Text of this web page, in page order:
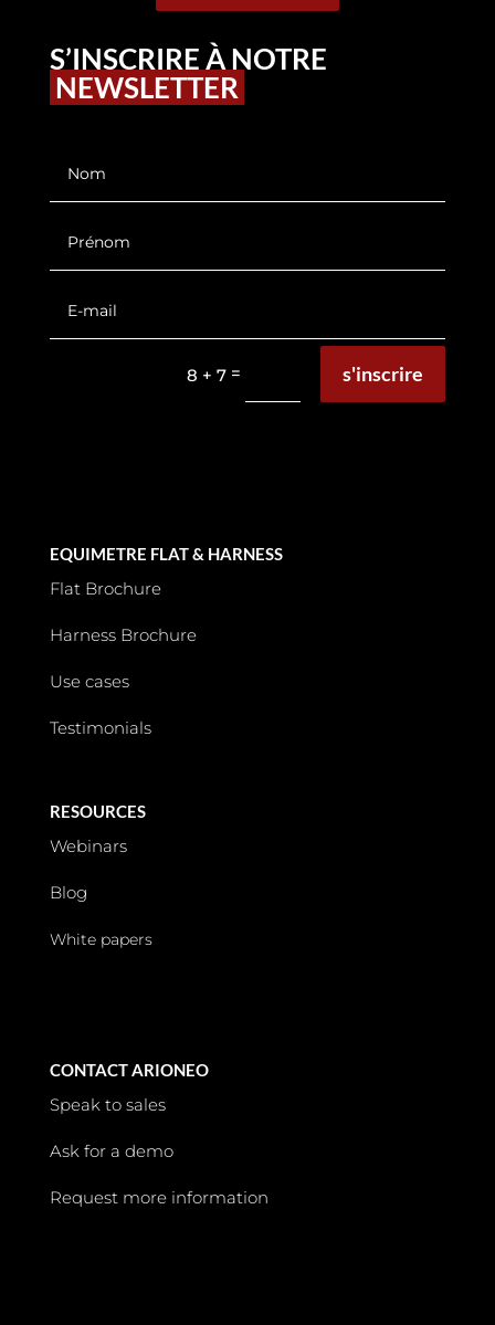
S’INSCRIRE À NOTRE
NEWSLETTER
8 + 7 = s'inscrire
EQUIMETRE FLAT & HARNESS
Flat Brochure
Harness Brochure
Use cases
Testimonials
RESOURCES
Webinars
Blog
White papers
CONTACT ARIONEO
Speak to sales
Ask for a demo
Request more information